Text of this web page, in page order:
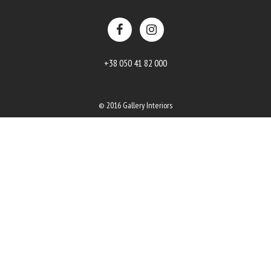
+38 050 41 82 000
© 2016 Gallery Interiors